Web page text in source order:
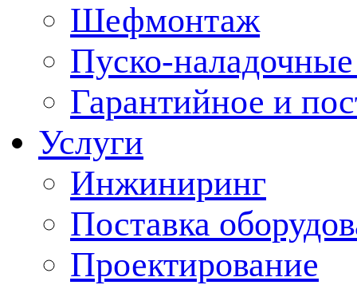
Шефмонтаж
Пуско-
Гарантийное и
Услуги
Инжиниринг
Поставка
Проектирование